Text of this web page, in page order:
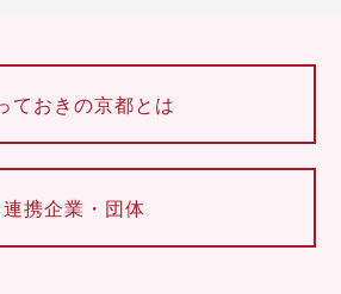
ておきの京都とは
連携企業・団体